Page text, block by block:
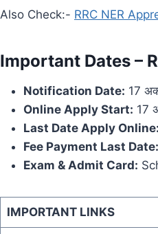
Also Check:- RRC NER
Important Dates –
Notification Date: 17
Online Apply Start: 17
Last Date Apply Online:
Fee Payment Last Date:
Exam & Admit Card:
IMPORTANT LINKS